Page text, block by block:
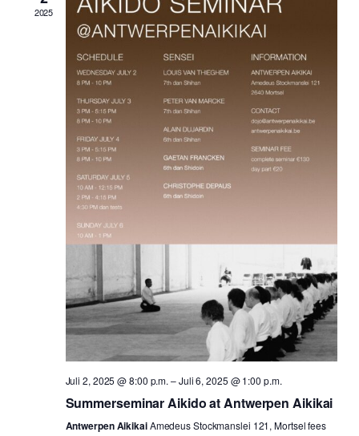
2025
Juli 2, 2025 @ 8:00 p.m. –Juli 6, 2025 @ 1:00 p.m.
Summerseminar Aikido at Antwerpen Aikikai
Antwerpen AikikaiAmedeus Stockmanslei 121, Mortsel fees